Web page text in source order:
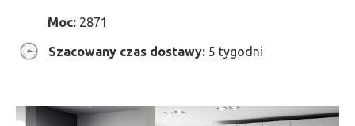
Moc: 2871
Szacowany czas dostawy: 5 tygodni